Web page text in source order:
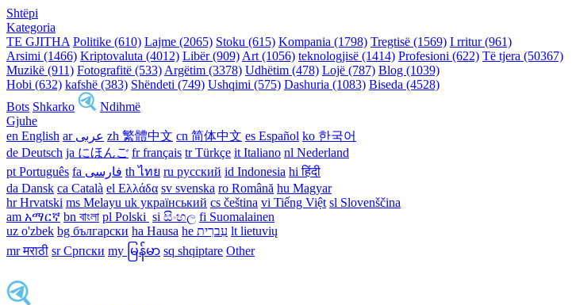
Shtëpi
Kategoria
TE GJITHA Politike (610) Lajme (2065) Stoku (615) Kompania (1798) Tregtisë (1569) I rritur (961)
Arsimi (1466) Kriptovaluta (4012) Libër (909) Art (1056) teknologjisë (1414) Profesioni (622) Të tjera (50367)
Muzikë (911) Fotografitë (533) Argëtim (3378) Udhëtim (478) Lojë (787) Blog (1039)
Hobi (632) kafshë (383) Shëndeti (749) Ushqimi (575) Dashuria (1083) Biseda (4528)
Bots Shkarko
Ndihmë
Gjuhe
en English
ar عربى zh 繁體中文 cn 简体中文 es Español ko 한국어
de Deutsch ja にほんご fr français tr Türkçe it Italiano nl Nederland
pt Português
th ไทย ru русский id Indonesia hi हिंदी
da Dansk‎ ca Català el Ελλάδα sv svenska ro Română hu Magyar
hr Hrvatski ms Melayu uk український‎ cs čeština‎ vi Tiếng Việt sl Slovenščina
am አማርኛ bn বাংলা pl Polski ‎ si සිංහල fi Suomalainen
uz o'zbek bg български ha Hausa‎ he עִברִית lt lietuvių
mr मराठी sr Српски my မြန်မာ sq shqiptare Other